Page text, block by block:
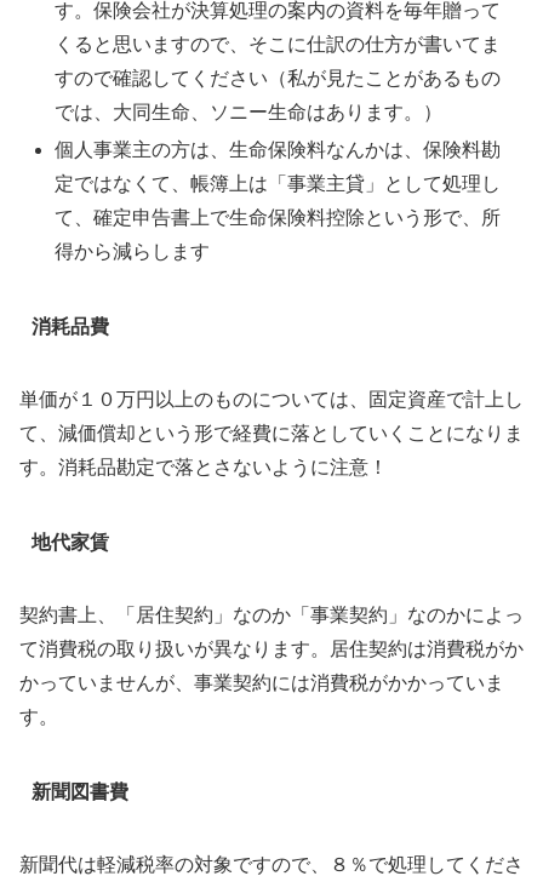
す。保険会社が決算処理の案内の資料を毎年贈って
くると思いますので、そこに仕訳の仕方が書いてま
すので確認してください（私が見たことがあるもの
では、大同生命、ソニー生命はあります。）
個人事業主の方は、生命保険料なんかは、保険料勘
定ではなくて、帳簿上は「事業主貸」として処理し
て、確定申告書上で生命保険料控除という形で、所
得から減らします
消耗品費
単価が１０万円以上のものについては、固定資産で計上し
て、減価償却という形で経費に落としていくことになりま
す。消耗品勘定で落とさないように注意！
地代家賃
契約書上、「居住契約」なのか「事業契約」なのかによっ
て消費税の取り扱いが異なります。居住契約は消費税がか
かっていませんが、事業契約には消費税がかかっていま
す。
新聞図書費
新聞代は軽減税率の対象ですので、８％で処理してくださ